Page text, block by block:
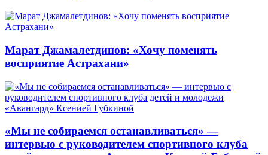
Марат Джамалетдинов: «Хочу поменять
восприятие Астрахани»
«Мы не собираемся останавливаться» —
интервью с руководителем спортивного клуба